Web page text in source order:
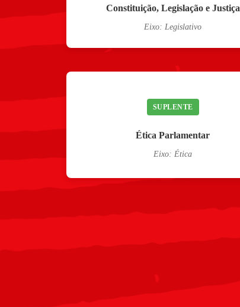
Constituição, Legislação e Justiça
Eixo: Legislativo
SUPLENTE
Ética Parlamentar
Eixo: Ética